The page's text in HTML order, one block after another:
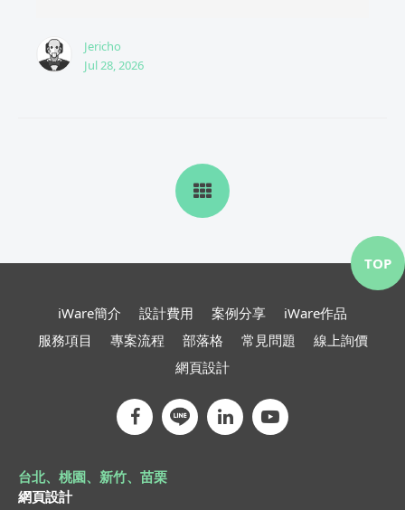
Jericho
Jul 28, 2026
iWare簡介 設計費用 案例分享
iWare作品
服務項目
專案流程 部落格 常見問題
線上詢價
網頁設計
台北、桃園、新竹、苗栗
網頁設計
TOP